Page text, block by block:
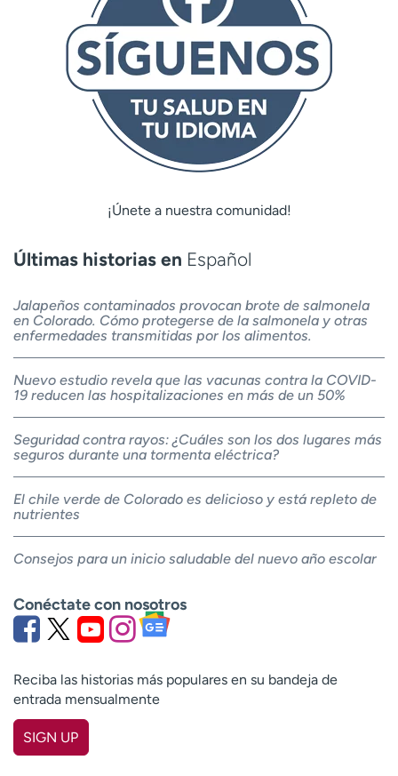
¡Únete a nuestra comunidad!
Últimas historias en Español
Jalapeños contaminados provocan brote de salmonela
en Colorado. Cómo protegerse de la salmonela y otras
enfermedades transmitidas por los alimentos.
Nuevo estudio revela que las vacunas contra la COVID-
19 reducen las hospitalizaciones en más de un 50%
Seguridad contra rayos: ¿Cuáles son los dos lugares más
seguros durante una tormenta eléctrica?
El chile verde de Colorado es delicioso y está repleto de
nutrientes
Consejos para un inicio saludable del nuevo año escolar
Conéctate con nosotros
Reciba las historias más populares en su bandeja de
entrada mensualmente
SIGN UP